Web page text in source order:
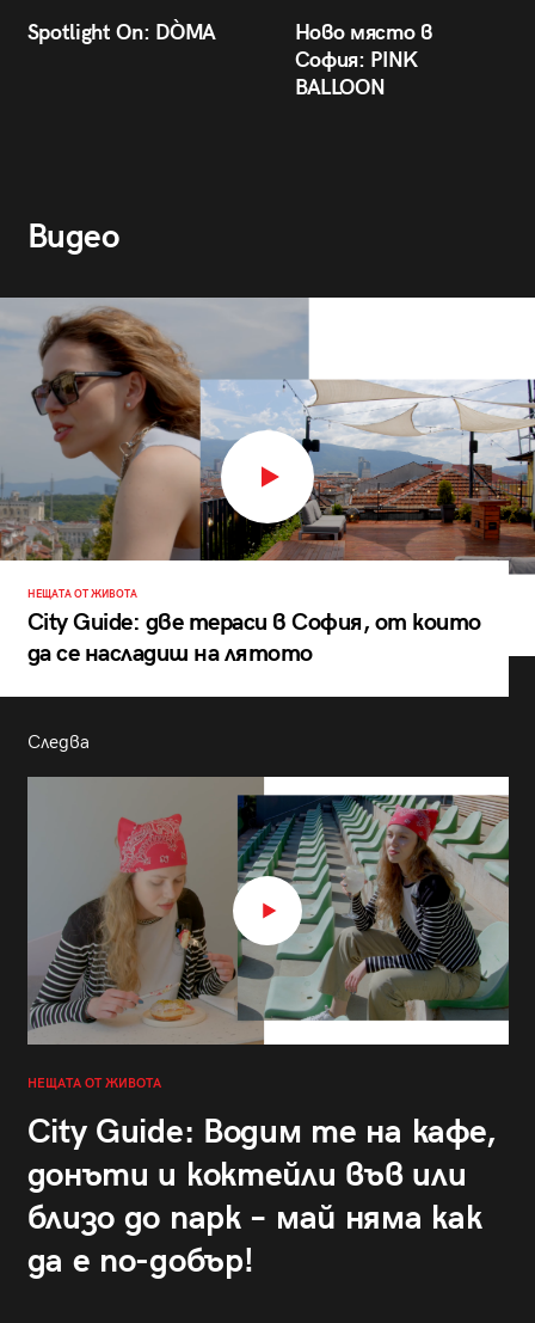
Spotlight On: DÒMA
Ново място в
София: PINK
BALLOON
Видео
НЕЩАТА ОТ ЖИВОТА
City Guide: две тераси в София, от които
да се насладиш на лятото
Следва
НЕЩАТА ОТ ЖИВОТА
City Guide: Водим те на кафе,
донъти и коктейли във или
близо до парк – май няма как
да е по-добър!